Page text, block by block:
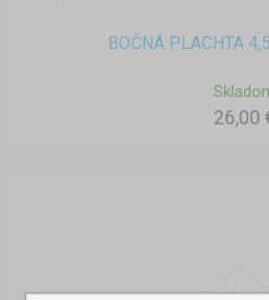
BOČNÁ PLACHTA
26,00